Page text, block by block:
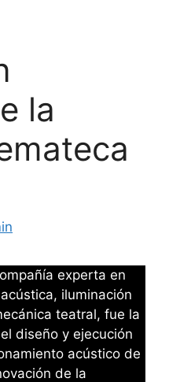
la
experta en
iluminación
teatral, fue la
diseño y ejecución
acústico de
de la